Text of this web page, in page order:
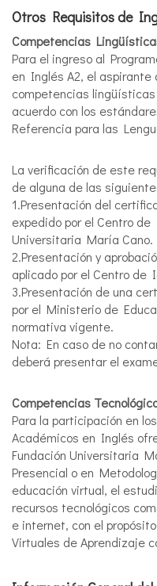
Otros Requisitos de
Competencias
Para el ingreso al
en Inglés A2, el
competencias
acuerdo con los
Referencia para las
La verificación de este
de alguna de las
1.Presentación del
expedido por el Centro
Universitaria María Cano.
2.Presentación y
aplicado por el Centro de
3.Presentación de una
por el Ministerio de
normativa vigente.
Nota: En caso de no
deberá presentar el
Competencias
Para la participación en
Académicos en Inglés
Fundación Universitaria
Presencial o en
educación virtual, el
recursos tecnológicos
e internet, con el
Virtuales de Aprendizaje